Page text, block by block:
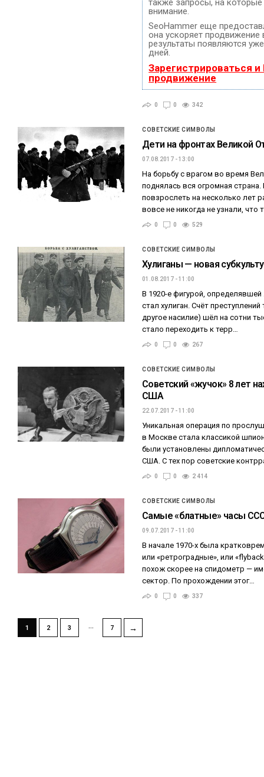
также запросы, на
внимание.
SeoHammer еще
она ускоряет продвижение
результаты появляются
дней.
Зарегистрироваться и
продвижение
0 0 342
СОВЕТСКИЕ СИМВОЛЫ
Дети на фронтах Великой
07.08.2017 - 13:00
На борьбу с врагом во время
поднялась вся огромная
повзрослеть на несколько лет
вовсе не никогда не узнали, что
0 0 529
СОВЕТСКИЕ СИМВОЛЫ
Хулиганы — новая
01.08.2017 - 11:00
В 1920-е фигурой,
стал хулиган. Счёт
другое насилие) шёл на сотни
стало переходить к терр…
0 0 267
СОВЕТСКИЕ СИМВОЛЫ
Советский «жучок» 8 лет
США
22.07.2017 - 11:00
Уникальная операция по
в Москве стала классикой
были установлены
США. С тех пор советские
0 0 2 414
СОВЕТСКИЕ СИМВОЛЫ
Самые «блатные» часы
09.07.2017 - 11:00
В начале 1970-х была
или «ретроградные», или
похож скорее на спидометр —
сектор. По прохождении этог…
0 0 337
1 2 3 … 7 →